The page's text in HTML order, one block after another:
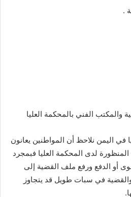
والمكتب الفني بالمحكمة العليا
في اليمن نلاحظ أن المواطنين يعانون
لدى المحكمة العليا فبمجرد
أو الدفع ورفع ملف القضية إلى
في سبات طويل قد يتجاوز